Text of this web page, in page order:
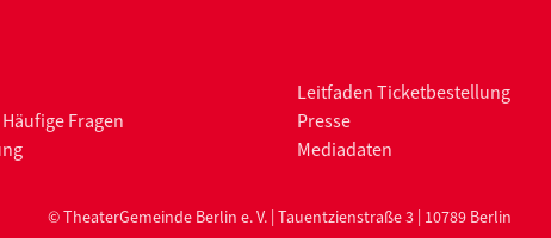
Häufige Fragen
Leitfaden Ticketbestellung
Presse
Mediadaten
© TheaterGemeinde Berlin e. V. | Tauentzienstraße 3 | 10789 Berlin